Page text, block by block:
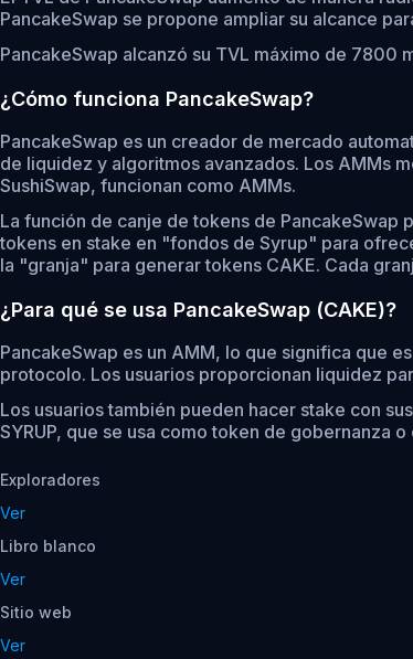
PancakeSwap se propone ampliar su alcance
PancakeSwap alcanzó su TVL máximo de
¿Cómo funciona PancakeSwap?
PancakeSwap es un creador de mercado
de liquidez y algoritmos avanzados. Los AMMs
SushiSwap, funcionan como AMMs.
La función de canje de tokens de PancakeSwap
tokens en stake en "fondos de Syrup" para
la "granja" para generar tokens CAKE. Cada
¿Para qué se usa PancakeSwap (CAKE)?
PancakeSwap es un AMM, lo que significa que
protocolo. Los usuarios proporcionan liquidez
Los usuarios también pueden hacer stake con
SYRUP, que se usa como token de gobernanza
Exploradores
Ver
Libro blanco
Ver
Sitio web
Ver